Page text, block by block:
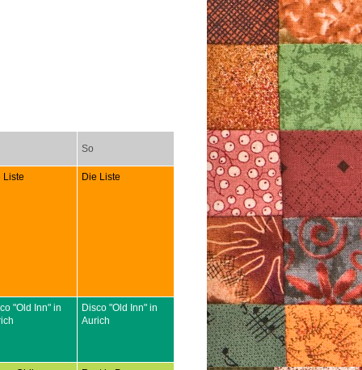
So
Liste Die Liste
"Old Inn" in
Disco "Old Inn" in
Aurich